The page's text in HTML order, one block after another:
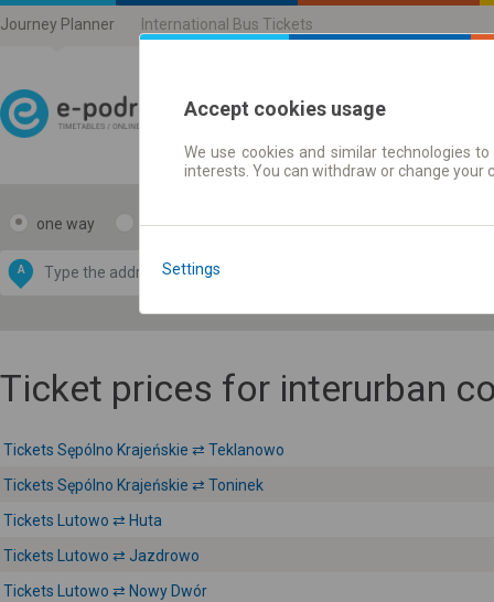
Journey Planner International Bus Tickets
Journey planner |
one way return
A
by
OpenStreetMap
Ticket prices for interurban
Tickets Sępólno Krajeńskie ⇄ Teklanowo
Tickets Sępólno Krajeńskie ⇄ Toninek
Tickets Lutowo ⇄ Huta
Tickets Lutowo ⇄ Jazdrowo
Tickets Lutowo ⇄ Nowy Dwór
Accept cookies usage
We use cookies and similar technologies
interests. You can withdraw or change
Settings